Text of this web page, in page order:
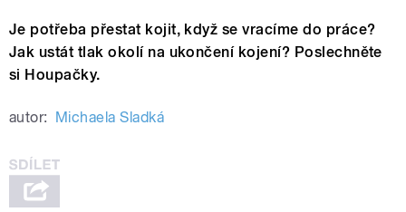
Je potřeba přestat kojit, když se vracíme do práce?
Jak ustát tlak okolí na ukončení kojení? Poslechněte
si Houpačky.
autor: Michaela Sladká